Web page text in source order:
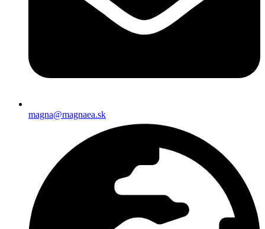
magna@magnaea.sk